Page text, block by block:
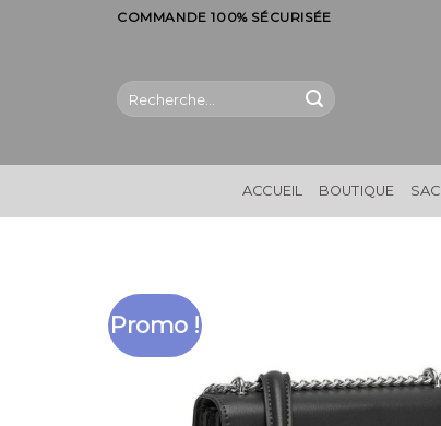
COMMANDE 100% SÉCURISÉE
Recherche
pour :
ACCUEIL BOUTIQUE
Promo !